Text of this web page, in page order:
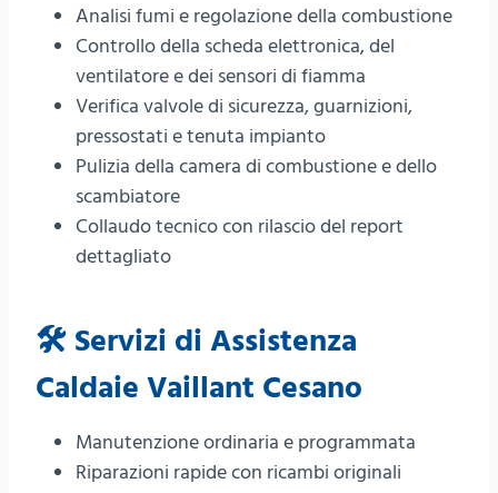
Analisi fumi e regolazione della combustione
Controllo della scheda elettronica, del
ventilatore e dei sensori di fiamma
Verifica valvole di sicurezza, guarnizioni,
pressostati e tenuta impianto
Pulizia della camera di combustione e dello
scambiatore
Collaudo tecnico con rilascio del report
dettagliato
🛠️ Servizi di Assistenza
Caldaie Vaillant Cesano
Manutenzione ordinaria e programmata
Riparazioni rapide con ricambi originali